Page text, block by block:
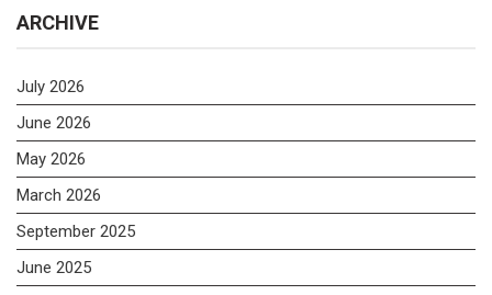
ARCHIVE
July 2026
June 2026
May 2026
March 2026
September 2025
June 2025